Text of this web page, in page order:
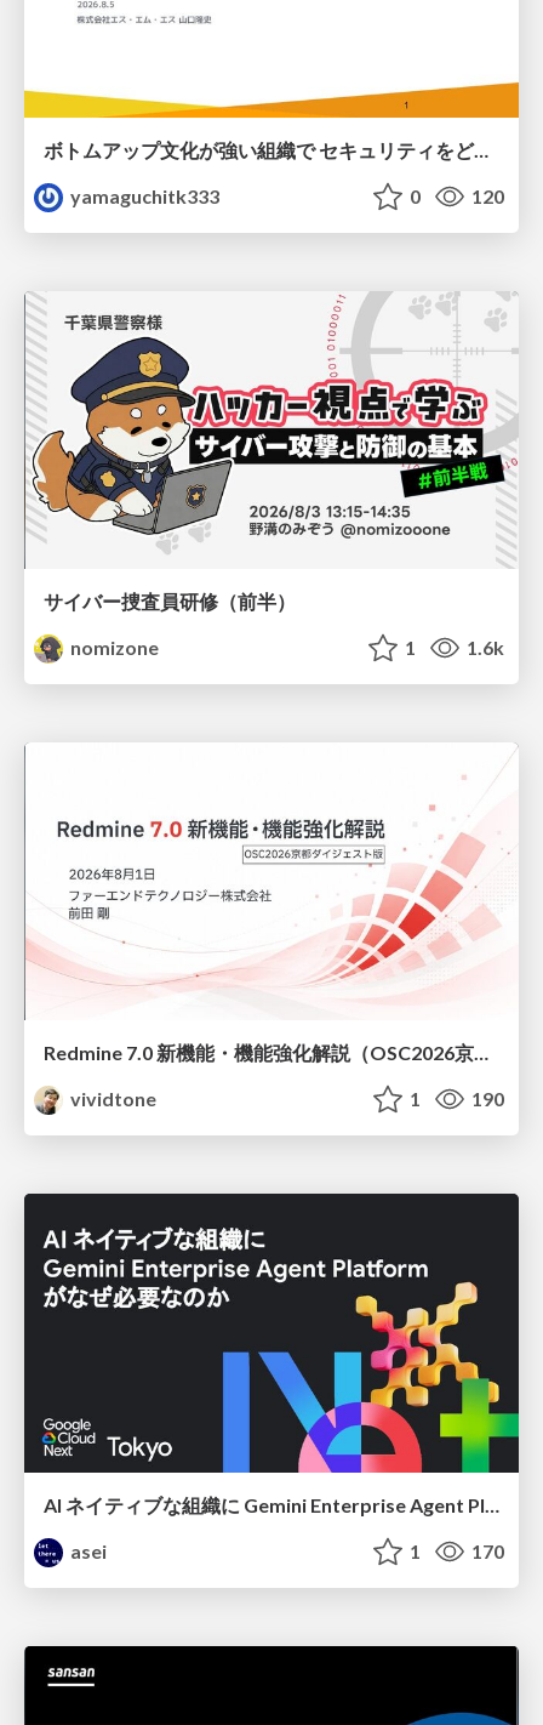
ボトムアップ文化が強い組織で セキュリティをどう根付かせていくかの現在進行形の話 / Making Security Stick in a Bottom-Up Organization
yamaguchitk333
0 120
サイバー捜査員研修（前半）
nomizone
1 1.6k
Redmine 7.0 新機能・機能強化解説（OSC2026京都ダイジェスト版）
vividtone
1 190
asei
1 170